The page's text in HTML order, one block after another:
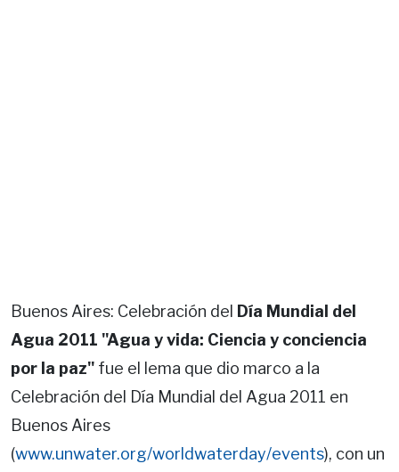
Buenos Aires: Celebración del Día Mundial del
Agua 2011 "Agua y vida: Ciencia y conciencia
por la paz" fue el lema que dio marco a la
Celebración del Día Mundial del Agua 2011 en
Buenos Aires
(www.unwater.org/worldwaterday/events), con un